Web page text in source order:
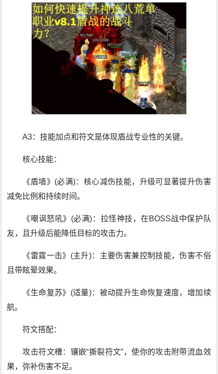
A3：技能加点和符文是体现盾战专业性的关键。
核心技能：
《盾墙》(必满)：核心减伤技能，升级可显著提升伤害
减免比例和持续时间。
《嘲讽怒吼》(必满)：拉怪神技，在BOSS战中保护队
友，且升级后能降低目标的攻击力。
《雷霆一击》(主升)：主要伤害兼控制技能，伤害不俗
且带眩晕效果。
《生命复苏》(适量)：被动提升生命恢复速度，增加续
航。
符文搭配：
攻击符文槽：镶嵌“撕裂符文”，使你的攻击附带流血效
果，弥补伤害不足。